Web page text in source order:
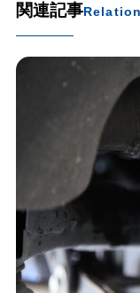
関連記事